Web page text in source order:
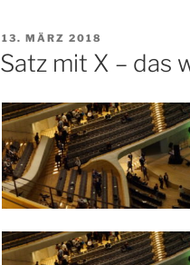
VERÖFFENTLICHT
AM
13. MÄRZ 2018
Satz mit X – das